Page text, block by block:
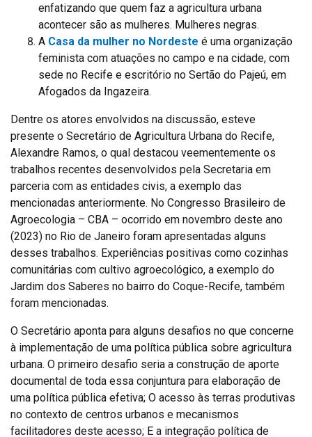
enfatizando que quem faz a agricultura urbana
acontecer são as mulheres. Mulheres negras.
A Casa da mulher no Nordeste é uma organização
feminista com atuações no campo e na cidade, com
sede no Recife e escritório no Sertão do Pajeú, em
Afogados da Ingazeira.
Dentre os atores envolvidos na discussão, esteve
presente o Secretário de Agricultura Urbana do Recife,
Alexandre Ramos, o qual destacou veementemente os
trabalhos recentes desenvolvidos pela Secretaria em
parceria com as entidades civis, a exemplo das
mencionadas anteriormente. No Congresso Brasileiro de
Agroecologia – CBA – ocorrido em novembro deste ano
(2023) no Rio de Janeiro foram apresentadas alguns
desses trabalhos. Experiências positivas como cozinhas
comunitárias com cultivo agroecológico, a exemplo do
Jardim dos Saberes no bairro do Coque-Recife, também
foram mencionadas.
O Secretário aponta para alguns desafios no que concerne
à implementação de uma política pública sobre agricultura
urbana. O primeiro desafio seria a construção de aporte
documental de toda essa conjuntura para elaboração de
uma política pública efetiva; O acesso às terras produtivas
no contexto de centros urbanos e mecanismos
facilitadores deste acesso; E a integração política de